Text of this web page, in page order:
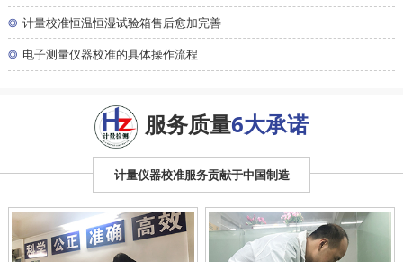
◎ 计量校准恒温恒湿试验箱售后愈加完善
◎ 电子测量仪器校准的具体操作流程
服务质量6大承诺
计量仪器校准服务贡献于中国制造